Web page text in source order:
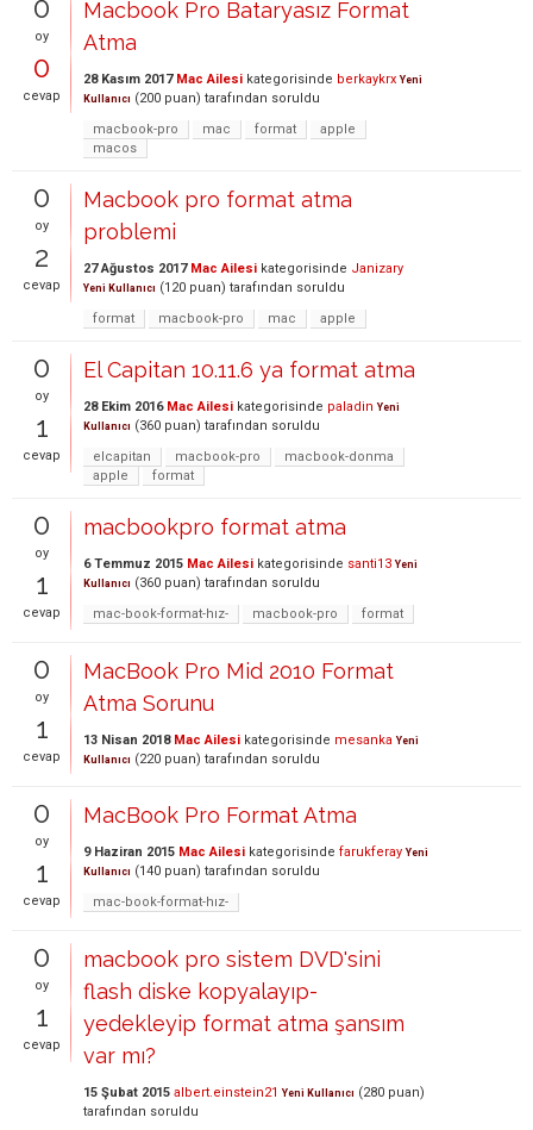
0
oy
0
cevap
Macbook Pro Bataryasız Format
Atma
28 Kasım 2017 Mac Ailesi kategorisinde berkaykrx Yeni
Kullanıcı (200 puan) tarafından soruldu
macbook-pro
mac format
apple
macos
0
oy
2
cevap
Macbook pro format atma
problemi
27 Ağustos 2017 Mac Ailesi kategorisinde Janizary
Yeni Kullanıcı (120 puan) tarafından soruldu
format
macbook-pro mac apple
0
oy
1
cevap
El Capitan 10.11.6 ya format atma
28 Ekim 2016 Mac Ailesi kategorisinde paladin Yeni
Kullanıcı (360 puan) tarafından soruldu
elcapitan
macbook-pro
macbook-donma
apple
format
0
oy
1
cevap
macbookpro format atma
6 Temmuz 2015 Mac Ailesi kategorisinde santi13 Yeni
Kullanıcı (360 puan) tarafından soruldu
mac-book-format-hız-
macbook-pro format
0
oy
1
cevap
MacBook Pro Mid 2010 Format
Atma Sorunu
13 Nisan 2018 Mac Ailesi kategorisinde mesanka Yeni
Kullanıcı (220 puan) tarafından soruldu
0
oy
1
cevap
MacBook Pro Format Atma
9 Haziran 2015 Mac Ailesi kategorisinde farukferay Yeni
Kullanıcı (140 puan) tarafından soruldu
mac-book-format-hız-
0
oy
1
cevap
macbook pro sistem DVD'sini
flash diske kopyalayıp-
yedekleyip format atma şansım
var mı?
15 Şubat 2015 albert.einstein21 Yeni Kullanıcı (280 puan)
tarafından soruldu